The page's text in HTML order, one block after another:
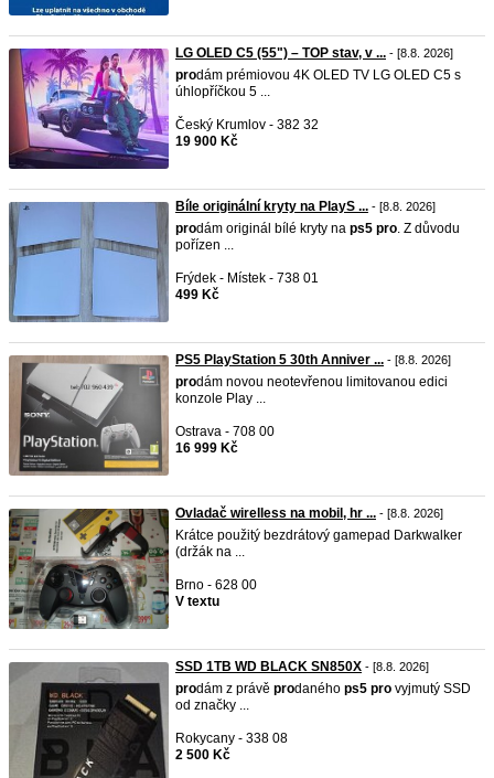
LG OLED C5 (55") – TOP stav, v ... - [8.8. 2026]
prodám prémiovou 4K OLED TV LG OLED C5 s
úhlopříčkou 5 ...
Český Krumlov - 382 32
19 900 Kč
Bíle originální kryty na PlayS ... - [8.8. 2026]
prodám originál bílé kryty na ps5 pro. Z důvodu
pořízen ...
Frýdek - Místek - 738 01
499 Kč
PS5 PlayStation 5 30th Anniver ... - [8.8. 2026]
prodám novou neotevřenou limitovanou edici
konzole Play ...
Ostrava - 708 00
16 999 Kč
Ovladač wirelless na mobil, hr ... - [8.8. 2026]
Krátce použitý bezdrátový gamepad Darkwalker
(držák na ...
Brno - 628 00
V textu
SSD 1TB WD BLACK SN850X - [8.8. 2026]
prodám z právě prodaného ps5 pro vyjmutý SSD
od značky ...
Rokycany - 338 08
2 500 Kč